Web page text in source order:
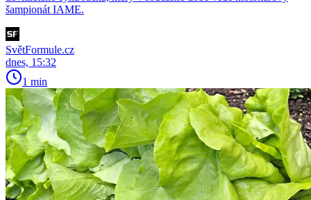
šampionát IAME.
SvětFormule.cz
dnes, 15:32
1 min